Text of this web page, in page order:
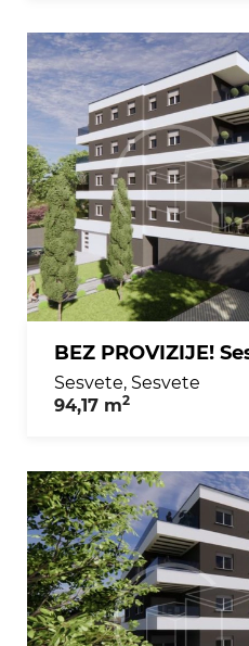
Sesvete, Sesvete
94,17 m2